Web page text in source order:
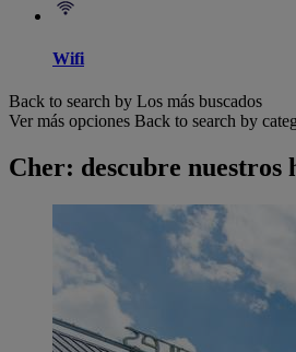
Wifi
Back to search by Los más buscados
Ver más opciones Back to search by
Cher: descubre nuestros